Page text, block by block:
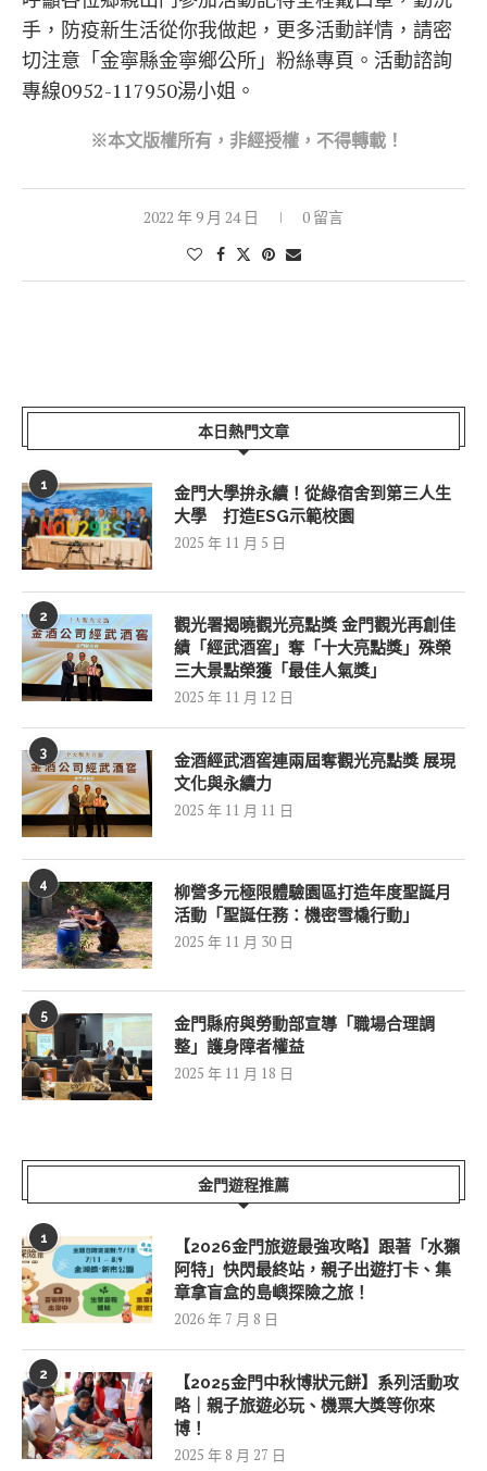
手，防疫新生活從你我做起，更多活動詳情，請密
切注意「金寧縣金寧鄉公所」粉絲專頁。活動諮詢
專線0952-117950湯小姐。
※本文版權所有，非經授權，不得轉載！
2022 年 9 月 24 日 0 留言
本日熱門文章
1
金門大學拚永續！從綠宿舍到第三人生
大學 打造ESG示範校園
2025 年 11 月 5 日
2
觀光署揭曉觀光亮點獎 金門觀光再創佳
績「經武酒窖」奪「十大亮點獎」殊榮
三大景點榮獲「最佳人氣獎」
2025 年 11 月 12 日
3
金酒經武酒窖連兩屆奪觀光亮點獎 展現
文化與永續力
2025 年 11 月 11 日
4
柳營多元極限體驗園區打造年度聖誕月
活動「聖誕任務：機密雪橇行動」
2025 年 11 月 30 日
5
金門縣府與勞動部宣導「職場合理調
整」護身障者權益
2025 年 11 月 18 日
金門遊程推薦
1
【2026金門旅遊最強攻略】跟著「水獺
阿特」快閃最終站，親子出遊打卡、集
章拿盲盒的島嶼探險之旅！
2026 年 7 月 8 日
2
【2025金門中秋博狀元餅】系列活動攻
略｜親子旅遊必玩、機票大獎等你來
博！
2025 年 8 月 27 日